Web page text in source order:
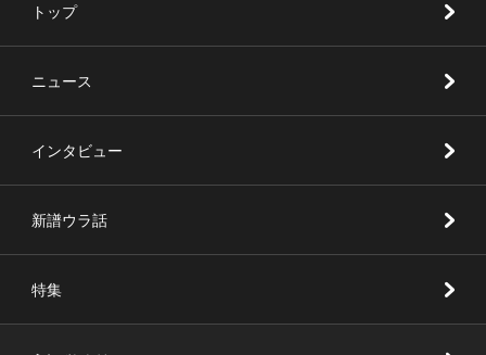
トップ
ニュース
インタビュー
新譜ウラ話
特集